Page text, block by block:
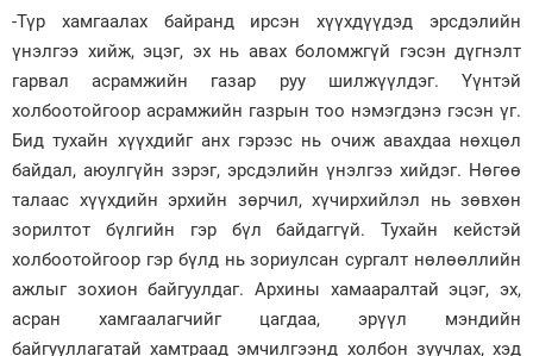
-Түр хамгаалах байранд ирсэн хүүхдүүдэд эрсдэлийн
үнэлгээ хийж, эцэг, эх нь авах боломжгүй гэсэн дүгнэлт
гарвал асрамжийн газар руу шилжүүлдэг. Үүнтэй
холбоотойгоор асрамжийн газрын тоо нэмэгдэнэ гэсэн үг.
Бид тухайн хүүхдийг анх гэрээс нь очиж авахдаа нөхцөл
байдал, аюулгүйн зэрэг, эрсдэлийн үнэлгээ хийдэг. Нөгөө
талаас хүүхдийн эрхийн зөрчил, хүчирхийлэл нь зөвхөн
зорилтот бүлгийн гэр бүл байдаггүй. Тухайн кейстэй
холбоотойгоор гэр бүлд нь зориулсан сургалт нөлөөллийн
ажлыг зохион байгуулдаг. Архины хамааралтай эцэг, эх,
асран хамгаалагчийг цагдаа, эрүүл мэндийн
байгууллагатай хамтраад эмчилгээнд холбон зуучлах, хэд